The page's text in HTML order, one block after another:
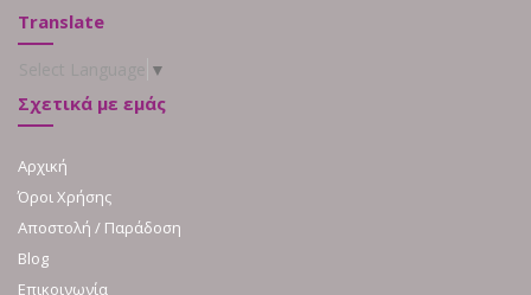
Translate
▼
Σχετικά με εμάς
Αρχική
Όροι Χρήσης
Αποστολή / Παράδοση
Blog
Επικοινωνία